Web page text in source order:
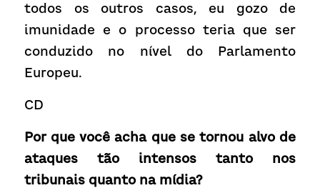
todos os outros casos, eu gozo de
imunidade e o processo teria que ser
conduzido no nível do Parlamento
Europeu.
CD
Por que você acha que se tornou alvo de
ataques tão intensos tanto nos
tribunais quanto na mídia?